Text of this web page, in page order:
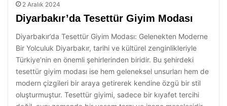
2 Aralık 2024
Diyarbakır’da Tesettür Giyim Modası
Diyarbakır’da Tesettür Giyim Modası: Gelenekten Moderne
Bir Yolculuk Diyarbakır, tarihi ve kültürel zenginlikleriyle
Türkiye’nin en önemli şehirlerinden biridir. Bu şehirdeki
tesettür giyim modası ise hem geleneksel unsurları hem de
modern çizgileri bir araya getirerek kendine özgü bir stil
oluşturmuştur. Tesettür giyimi, sadece bir kıyafet tercihi